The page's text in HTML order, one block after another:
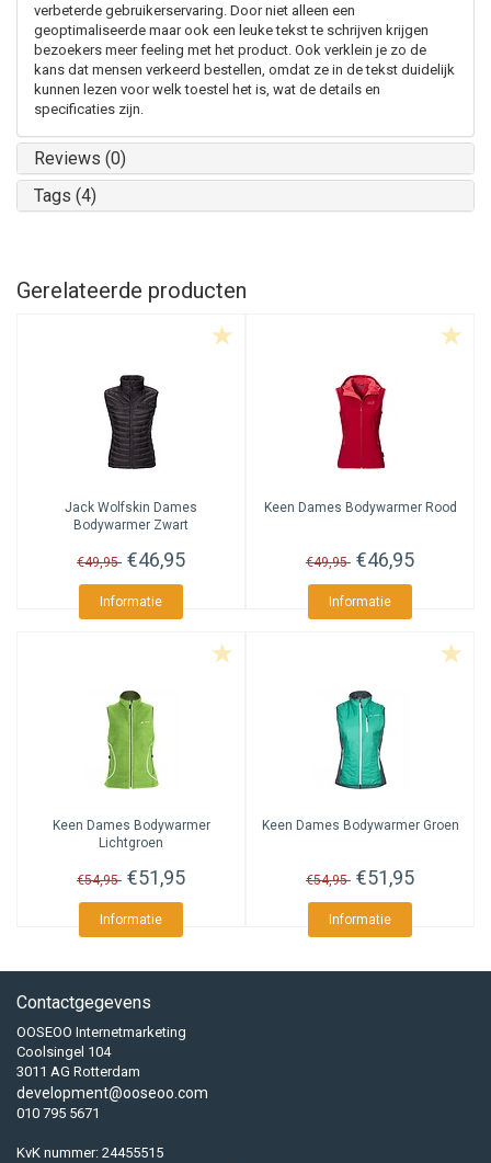
verbeterde gebruikerservaring. Door niet alleen een
geoptimaliseerde maar ook een leuke tekst te schrijven krijgen
bezoekers meer feeling met het product. Ook verklein je zo de
kans dat mensen verkeerd bestellen, omdat ze in de tekst duidelijk
kunnen lezen voor welk toestel het is, wat de details en
specificaties zijn.
Reviews (0)
Tags (4)
Gerelateerde producten
Jack Wolfskin Dames
Bodywarmer Zwart
€49,95 €46,95
Informatie
Keen Dames Bodywarmer Rood
€49,95 €46,95
Informatie
Keen Dames Bodywarmer
Lichtgroen
€54,95 €51,95
Informatie
Keen Dames Bodywarmer Groen
€54,95 €51,95
Informatie
Contactgegevens
OOSEOO Internetmarketing
Coolsingel 104
3011 AG Rotterdam
development@ooseoo.com
010 795 5671
KvK nummer: 24455515